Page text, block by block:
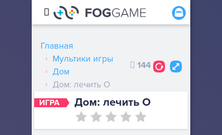
ИГРА Дом: лечить О
Главная
Мультики игры
Дом
Дом: лечить О
144